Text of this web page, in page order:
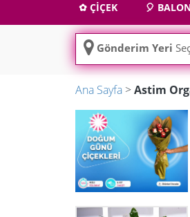
✿ ÇİÇEK 🎈
Gönderim Yeri
Ana Sayfa >Astim